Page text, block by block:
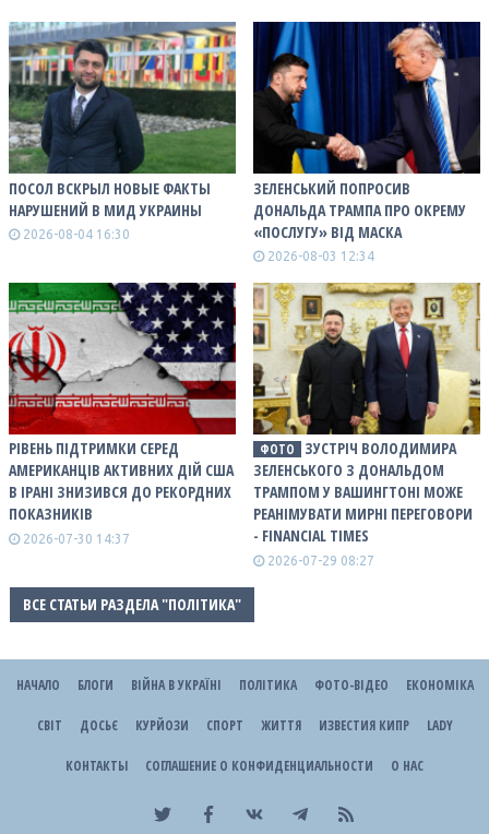
ПОСОЛ ВСКРЫЛ НОВЫЕ ФАКТЫ
НАРУШЕНИЙ В МИД УКРАИНЫ
2026-08-04 16:30
ЗЕЛЕНСЬКИЙ ПОПРОСИВ
ДОНАЛЬДА ТРАМПА ПРО ОКРЕМУ
«ПОСЛУГУ» ВІД МАСКА
2026-08-03 12:34
РІВЕНЬ ПІДТРИМКИ СЕРЕД
АМЕРИКАНЦІВ АКТИВНИХ ДІЙ США
В ІРАНІ ЗНИЗИВСЯ ДО РЕКОРДНИХ
ПОКАЗНИКІВ
2026-07-30 14:37
ФОТО
ЗУСТРІЧ ВОЛОДИМИРА
ЗЕЛЕНСЬКОГО З ДОНАЛЬДОМ
ТРАМПОМ У ВАШИНГТОНІ МОЖЕ
РЕАНІМУВАТИ МИРНІ ПЕРЕГОВОРИ
- FINANCIAL TIMES
2026-07-29 08:27
ВСЕ СТАТЬИ РАЗДЕЛА "ПОЛІТИКА"
НАЧАЛО БЛОГИ ВІЙНА В УКРАЇНІ ПОЛІТИКА ФОТО-ВІДЕО ЕКОНОМІКА
СВІТ ДОСЬЄ КУРЙОЗИ СПОРТ ЖИТТЯ ИЗВЕСТИЯ КИПР LADY
КОНТАКТЫ СОГЛАШЕНИЕ О КОНФИДЕНЦИАЛЬНОСТИ О НАС